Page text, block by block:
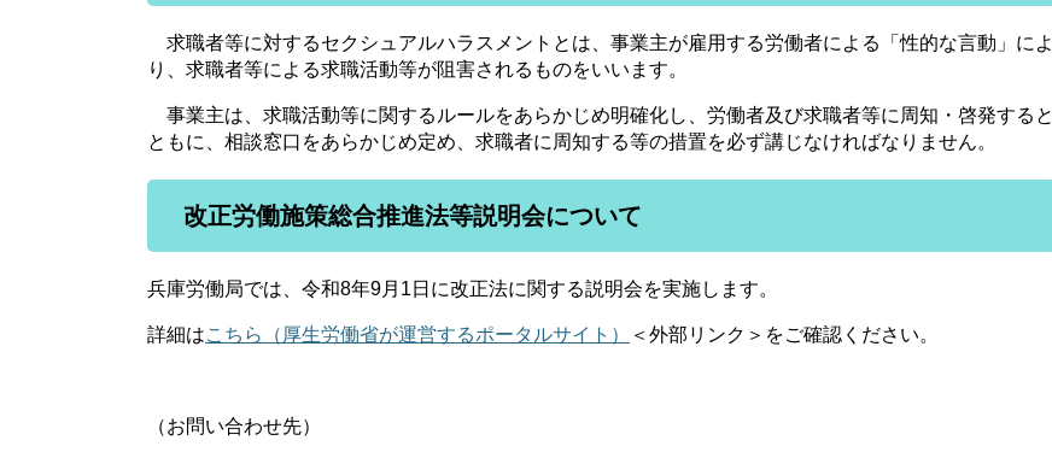
求職者等に対するセクシュアルハラスメントとは、事業主が雇用する労働者による「性的な言動」によ
り、求職者等による求職活動等が阻害されるものをいいます。
事業主は、求職活動等に関するルールをあらかじめ明確化し、労働者及び求職者等に周知・啓発すると
ともに、相談窓口をあらかじめ定め、求職者に周知する等の措置を必ず講じなければなりません。
改正労働施策総合推進法等説明会について
兵庫労働局では、令和8年9月1日に改正法に関する説明会を実施します。
詳細はこちら（厚生労働省が運営するポータルサイト） ＜外部リンク＞ をご確認ください。
（お問い合わせ先）